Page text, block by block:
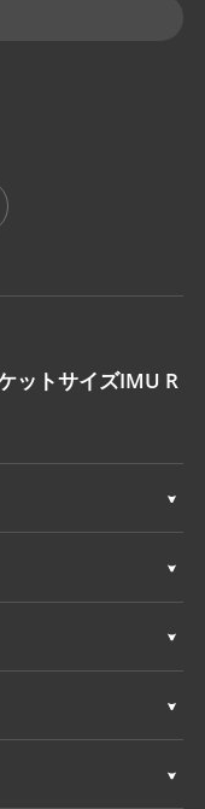
ットサイズIMU R